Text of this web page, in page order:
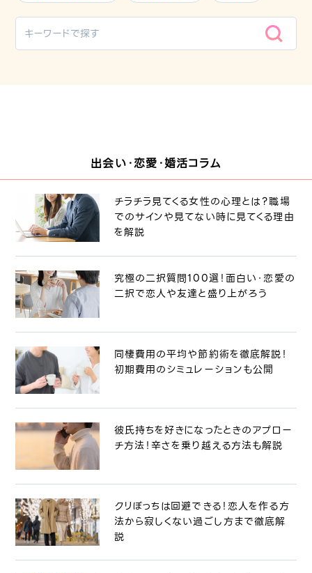
出会い・恋愛・婚活コラム
チラチラ見てくる女性の心理とは？職場
でのサインや見てない時に見てくる理由
を解説
究極の二択質問100選！面白い・恋愛の
二択で恋人や友達と盛り上がろう
同棲費用の平均や節約術を徹底解説！
初期費用のシミュレーションも公開
彼氏持ちを好きになったときのアプロー
チ方法！辛さを乗り越える方法も解説
クリぼっちは回避できる！恋人を作る方
法から寂しくない過ごし方まで徹底解
説